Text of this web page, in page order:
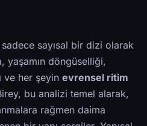
sayısal bir dizi olarak
yaşamın döngüselliği,
ve her şeyin evrensel ritim
bu analizi temel alarak,
rağmen daima